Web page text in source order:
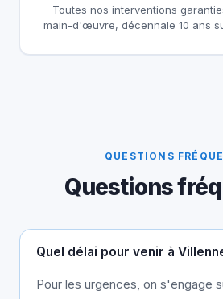
Toutes nos interventions
main-d'œuvre, décennale 10 ans
QUESTIONS
Questions
Quel délai pour venir à
Pour les urgences, on s'engage